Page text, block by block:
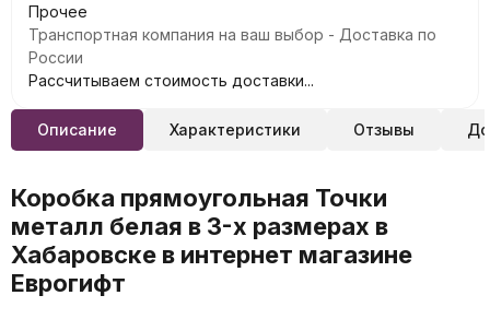
Прочее
Транспортная компания на ваш выбор - Доставка по
России
Рассчитываем стоимость доставки...
Описание Характеристики Отзывы
Коробка прямоугольная Точки
металл белая в 3-х размерах в
Хабаровске в интернет магазине
Еврогифт